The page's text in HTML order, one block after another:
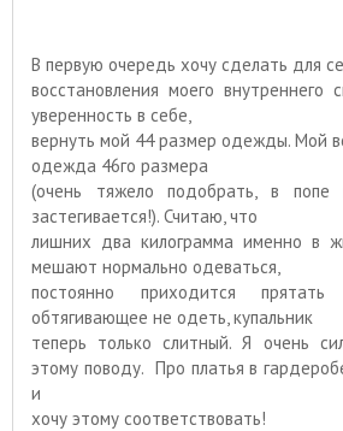
В первую очередь хочу сделать для
восстановления моего внутреннего
уверенность в себе,
вернуть мой 44 размер одежды. Мой
одежда 46го размера
(очень тяжело подобрать, в
застегивается!). Считаю, что
лишних два килограмма именно в
мешают нормально одеваться,
постоянно приходится
обтягивающее не одеть, купальник
теперь только слитный. Я очень
этому поводу. Про платья в
и
хочу этому соответствовать!